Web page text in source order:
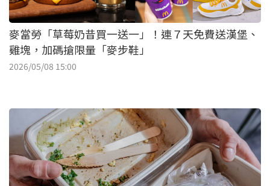
麥當勞「草莓奶昔買一送一」！連７天免費送漢堡、
雞塊，加碼搶限量「麥步鞋」
2026/05/08 15:00